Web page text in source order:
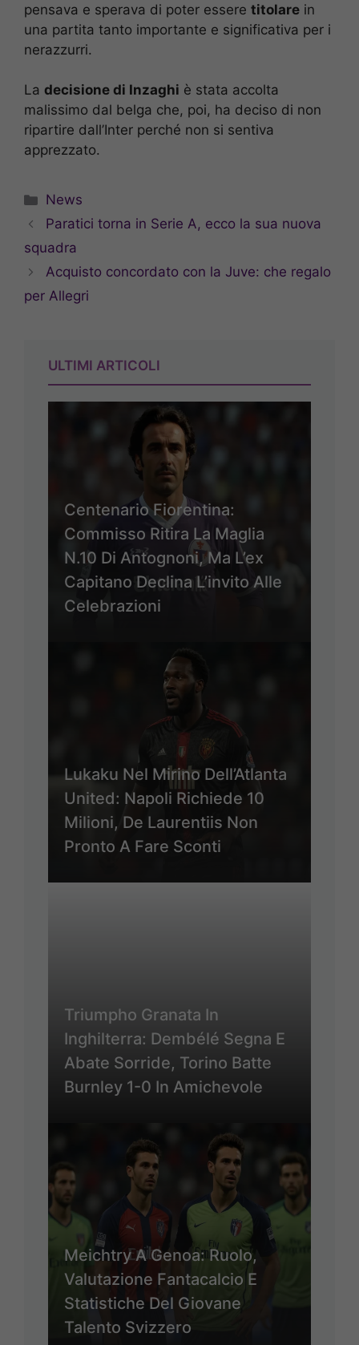
pensava e sperava di poter essere titolare in
una partita tanto importante e significativa per i
nerazzurri.
La decisione di Inzaghi è stata accolta
malissimo dal belga che, poi, ha deciso di non
ripartire dall’Inter perché non si sentiva
apprezzato.
Categorie
News
Paratici torna in Serie A, ecco la sua nuova
squadra
Acquisto concordato con la Juve: che regalo
per Allegri
ULTIMI ARTICOLI
Centenario Fiorentina:
Commisso Ritira La Maglia
N.10 Di Antognoni, Ma L’ex
Capitano Declina L’invito Alle
Celebrazioni
Lukaku Nel Mirino Dell’Atlanta
United: Napoli Richiede 10
Milioni, De Laurentiis Non
Pronto A Fare Sconti
Triumpho Granata In
Inghilterra: Dembélé Segna E
Abate Sorride, Torino Batte
Burnley 1-0 In Amichevole
Meichtry A Genoa: Ruolo,
Valutazione Fantacalcio E
Statistiche Del Giovane
Talento Svizzero